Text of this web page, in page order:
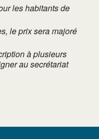
les habitants de
le prix sera majoré
à plusieurs
au secrétariat